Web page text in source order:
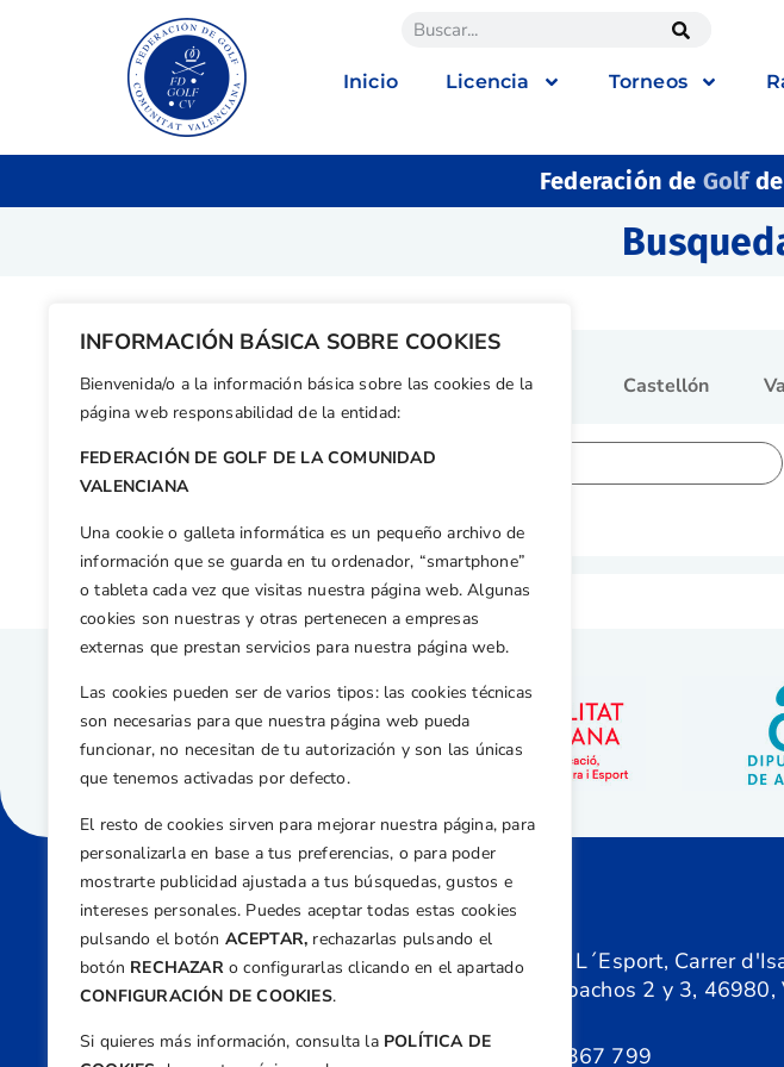
INFORMACIÓN BÁSICA SOBRE COOKIES
Bienvenida/o a la información básica sobre las cookies de la
página web responsabilidad de la entidad:
FEDERACIÓN DE GOLF DE LA COMUNIDAD
VALENCIANA
Una cookie o galleta informática es un pequeño archivo de
información que se guarda en tu ordenador, “smartphone”
o tableta cada vez que visitas nuestra página web. Algunas
cookies son nuestras y otras pertenecen a empresas
externas que prestan servicios para nuestra página web.
Las cookies pueden ser de varios tipos: las cookies técnicas
son necesarias para que nuestra página web pueda
funcionar, no necesitan de tu autorización y son las únicas
que tenemos activadas por defecto.
El resto de cookies sirven para mejorar nuestra página, para
personalizarla en base a tus preferencias, o para poder
mostrarte publicidad ajustada a tus búsquedas, gustos e
intereses personales. Puedes aceptar todas estas cookies
pulsando el botón ACEPTAR, rechazarlas pulsando el
botón RECHAZARo configurarlas clicando en el apartado
CONFIGURACIÓN DE COOKIES.
Si quieres más información, consulta la POLÍTICA DE
Inicio Licencia Torneos
Federación de Golf
Buscar Com. Valenciana Alicante Castellón
Denominación
Dirección
Centre de L´Esport, Carrer
Nº 5, Despachos 2 y 3, 46980,
+34 961 367 799